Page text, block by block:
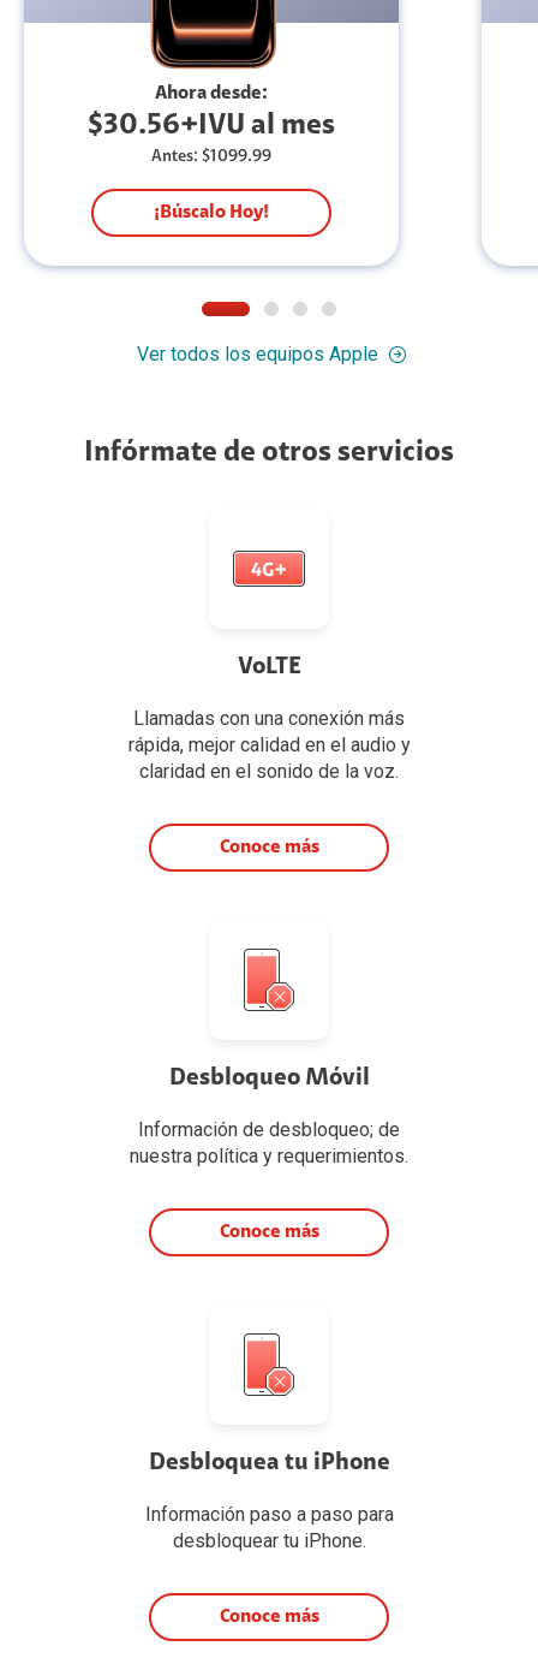
Ahora desde:
$30.56+IVU al mes
Antes: $1099.99
¡Búscalo Hoy!
Ver todos los equipos Apple
Infórmate de otros servicios
VoLTE
Llamadas con una conexión más
rápida, mejor calidad en el audio y
claridad en el sonido de la voz.
Conoce más
Desbloqueo Móvil
Información de desbloqueo; de
nuestra política y requerimientos.
Conoce más
Desbloquea tu iPhone
Información paso a paso para
desbloquear tu iPhone.
Conoce más